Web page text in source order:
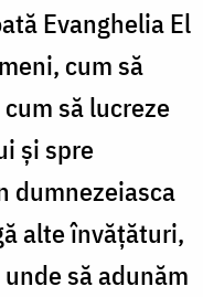
Evanghelia El
cum să
să lucreze
și spre
dumnezeiasca
alte învățături,
să adunăm